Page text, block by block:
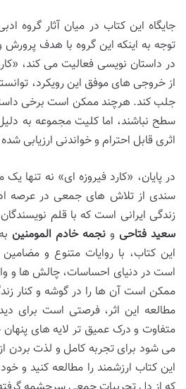
جایگاه این کتاب در میان آثار گروه
توجه به اینکه این گروه با هدف
در داستان نویسی فعالیت می کند،
از خروجی های موفق این رویکرد،
جلب کند. هرچند ممکن است برخی
سطح نباشند، اما کلیت مجموعه به
اثری قابل احترام و خواندنی ارزیابی
در پایان، «کارد فیروزه ای» نه تنها
سندی از تلاش های جمعی در عرصه
زندگی ایرانی است که با قلم
سعید فتاحی و نجمه خادم المومنین
این کتاب، با روایات متنوع و
است در دنیای احساسات، چالش ها و
ممکن است آن ها را در گوشه و کنار
مطالعه این اثر، فرصتی است برای
متفاوت و درک عمیق تر لایه های
می شود برای تجربه کامل و لذت بردن
این کتاب ارزشمند را مطالعه کنید و